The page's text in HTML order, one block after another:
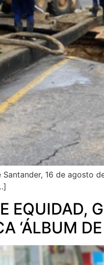
16 de agosto
EQUIDAD,
‘ÁLBUM DE